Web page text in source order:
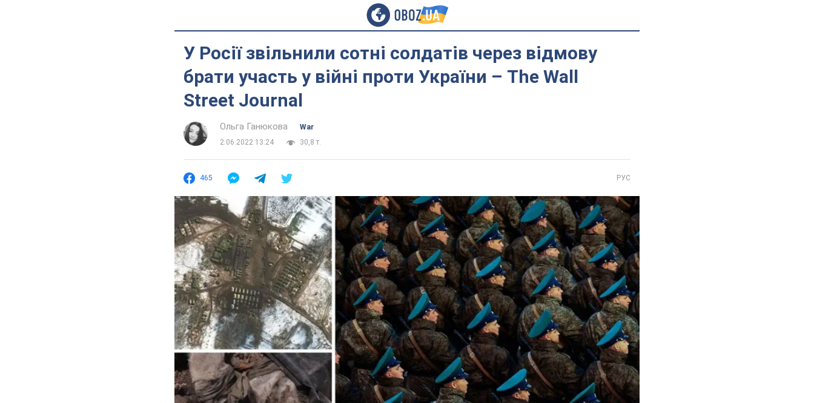
У Росії звільнили сотні солдатів через відмову
брати участь у війні проти України – The Wall
Street Journal
Ольга Ганюкова
War
2.06.2022 13:24
30,8 т.
465 РУС